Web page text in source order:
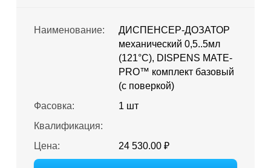
Наименование:
ДИСПЕНСЕР-ДОЗАТОР
механический 0,5..5мл
(121°С), DISPENS MATE-
PRO™ комплект базовый
(c поверкой)
Фасовка:
1 шт
Квалификация:
Цена:
24 530.00 ₽